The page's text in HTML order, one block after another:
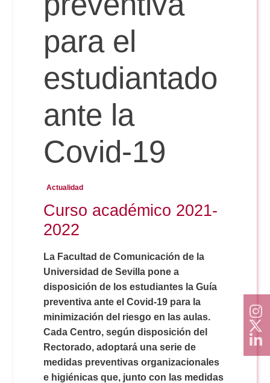
Comunicación Audiovisual
Doble Grado PER/CAV
#YoPractico
Boletines
para el
estudiantado
ante la
Covid-19
Actualidad
Curso académico 2021-
2022
La Facultad de Comunicación de la
Universidad de Sevilla pone a
disposición de los estudiantes la Guía
preventiva ante el Covid-19 para la
minimización del riesgo en las aulas.
Cada Centro, según disposición del
Rectorado, adoptará una serie de
medidas preventivas organizacionales
e higiénicas que, junto con las medidas